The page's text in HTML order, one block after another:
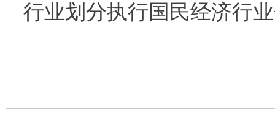
行业划分执行国民经济行